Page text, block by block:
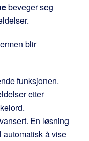
beveger seg
blir
funksjonen.
etter
En løsning
automatisk å vise